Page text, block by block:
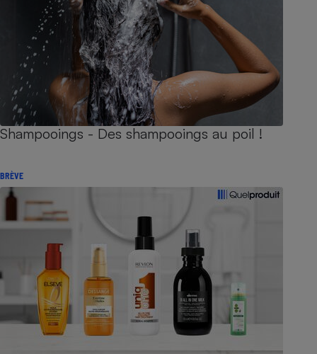
Shampooings - Des shampooings au poil !
BRÈVE